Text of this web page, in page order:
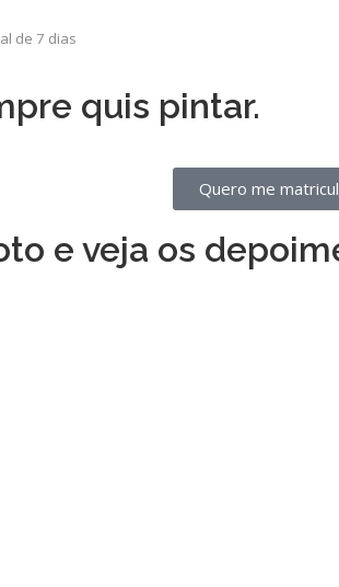
de 7 dias
quis pintar.
Quero me
e veja os